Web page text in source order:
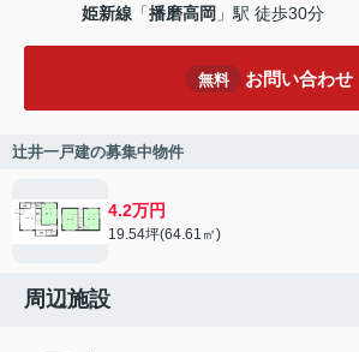
姫新線 「播磨高岡 」駅 徒歩30分
無料 お問い合わせ
辻井一戸建の募集中物件
4.2万円
19.54坪(64.61㎡)
周辺施設